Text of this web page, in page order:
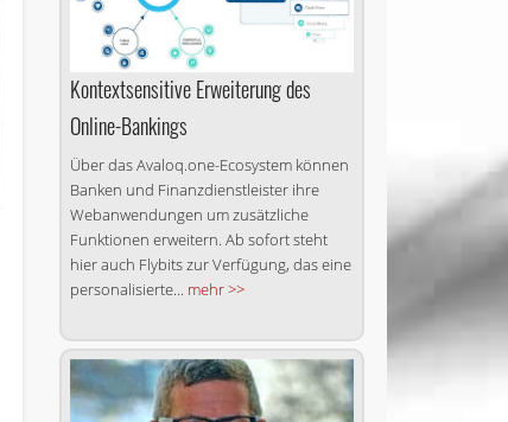
Kontextsensitive Erweiterung des
Online-Bankings
Über das Avaloq.one-Ecosystem können
Banken und Finanzdienstleister ihre
Webanwendungen um zusätzliche
Funktionen erweitern. Ab sofort steht
hier auch Flybits zur Verfügung, das eine
personalisierte... mehr >>